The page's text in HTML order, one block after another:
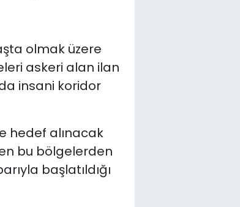
olmak üzere
askeri alan ilan
insani koridor
hedef alınacak
bu bölgelerden
başlatıldığı